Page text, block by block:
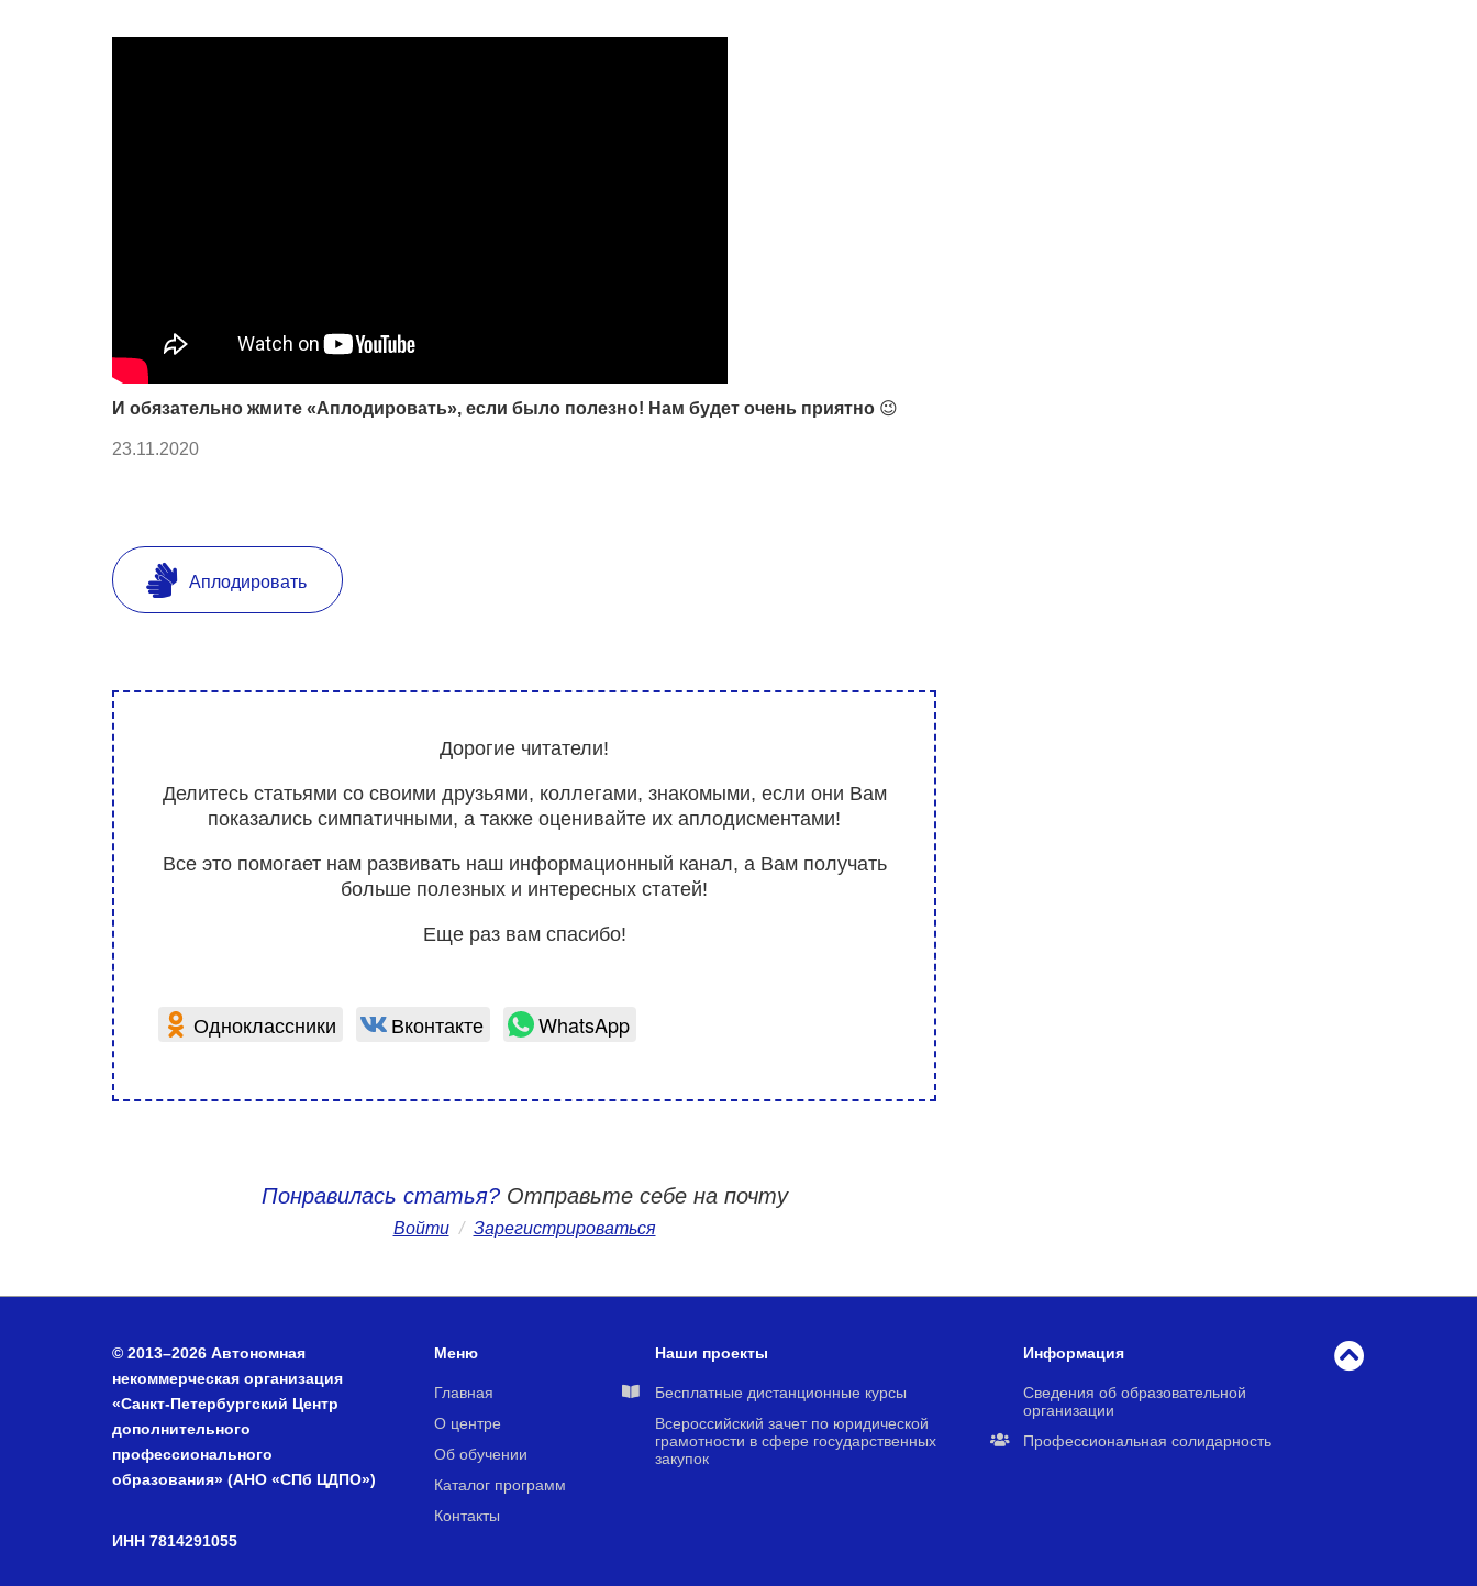
И обязательно жмите «Аплодировать», если было полезно! Нам будет очень приятно 😉
23.11.2020
Аплодировать
Дорогие читатели!
Делитесь статьями со своими друзьями, коллегами, знакомыми, если они Вам
показались симпатичными, а также оценивайте их аплодисментами!
Все это помогает нам развивать наш информационный канал, а Вам получать
больше полезных и интересных статей!
Еще раз вам спасибо!
Одноклассники Вконтакте WhatsApp
Понравилась статья?Отправьте себе на почту
Войти / Зарегистрироваться
© 2013–2026 Автономная
некоммерческая организация
«Санкт-Петербургский Центр
дополнительного
профессионального
образования» (АНО «СПб ЦДПО»)
ИНН 7814291055
Меню
Главная
О центре
Об обучении
Каталог программ
Контакты
Наши проекты
Бесплатные дистанционные курсы
Всероссийский зачет по юридической
грамотности в сфере государственных
закупок
Информация
Сведения об образовательной
организации
Профессиональная солидарность